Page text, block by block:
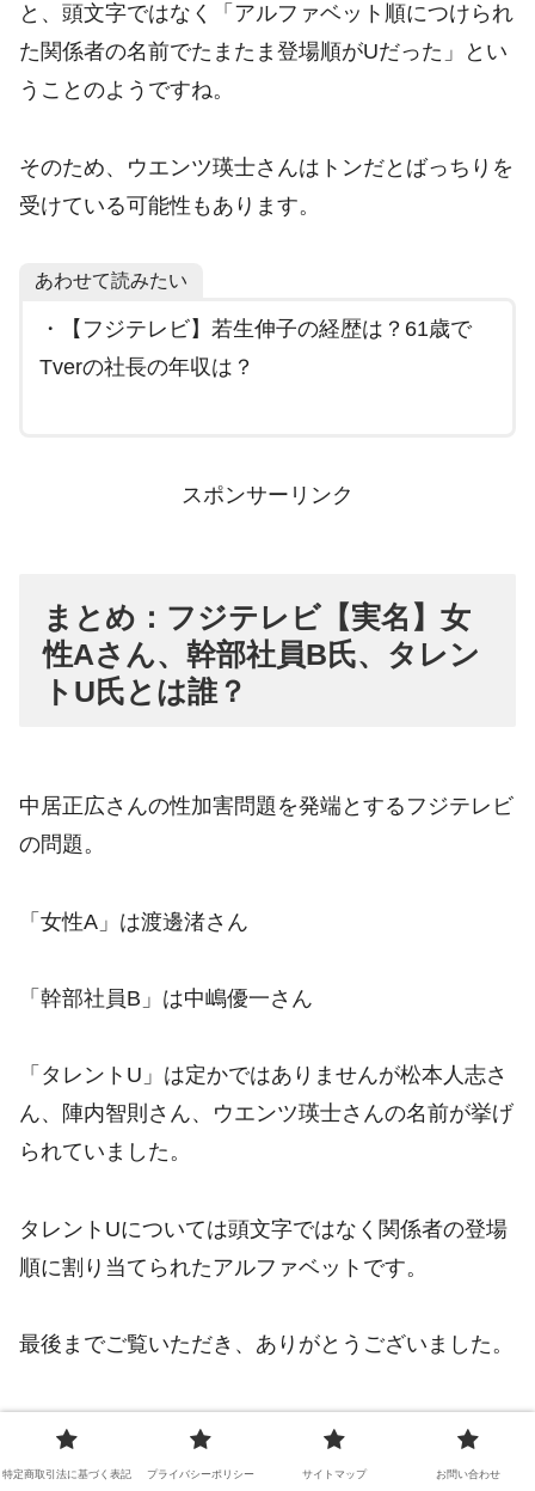
と、頭文字ではなく「アルファベット順につけられ
た関係者の名前でたまたま登場順がUだった」とい
うことのようですね。
そのため、ウエンツ瑛士さんはトンだとばっちりを
受けている可能性もあります。
あわせて読みたい
・【フジテレビ】若生伸子の経歴は？61歳で
Tverの社長の年収は？
スポンサーリンク
まとめ：フジテレビ【実名】女
性Aさん、幹部社員B氏、タレン
トU氏とは誰？
中居正広さんの性加害問題を発端とするフジテレビ
の問題。
「女性A」は渡邊渚さん
「幹部社員B」は中嶋優一さん
「タレントU」は定かではありませんが松本人志さ
ん、陣内智則さん、ウエンツ瑛士さんの名前が挙げ
られていました。
タレントUについては頭文字ではなく関係者の登場
順に割り当てられたアルファベットです。
最後までご覧いただき、ありがとうございました。
エンタメ フジテレビ
特定商取引法に基づく表記 プライバシーポリシー サイトマップ お問い合わせ